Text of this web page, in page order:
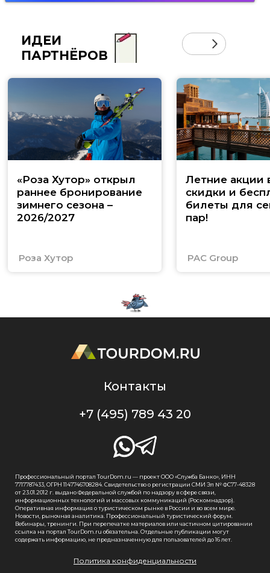
ИДЕИ
ПАРТНЁРОВ
«Роза Хутор» открыл
раннее бронирование
зимнего сезона –
2026/2027
Роза Хутор
Летние акции
скидки и
билеты для
пар!
PAC Group
Контакты
+7 (495) 789 43 20
Профессиональный портал TourDom.ru — проект ООО «Служба Банко», ИНН
7717787433, ОГРН 1147746708284. Свидетельство о регистрации СМИ Эл № ФС77-48328
от 23.01.2012 г. выдано Федеральной службой по надзору в сфере связи,
информационных технологий и массовых коммуникаций (Роскомнадзор).
Оперативная информация о туристическом рынке в России и во всем мире.
Новости, рыночная аналитика. Профессиональный туристический форум.
Вебинары, тренинги. При перепечатке материалов или частичном цитировании
ссылка на портал TourDom.ru обязательна. Отдельные публикации могут
содержать информацию, не предназначенную для пользователей до 16 лет.
Политика конфиденциальности